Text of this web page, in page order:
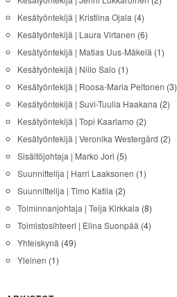
Kesätyöntekijä | Kristiina Ojala (4)
Kesätyöntekijä | Laura Virtanen (6)
Kesätyöntekijä | Matias Uus-Mäkelä (1)
Kesätyöntekijä | Niilo Salo (1)
Kesätyöntekijä | Roosa-Maria Peltonen (3)
Kesätyöntekijä | Suvi-Tuulia Haakana (2)
Kesätyöntekijä | Topi Kaarlamo (2)
Kesätyöntekijä | Veronika Westergård (2)
Sisältöjohtaja | Marko Jori (5)
Suunnittelija | Harri Laaksonen (1)
Suunnittelija | Timo Katila (2)
Toiminnanjohtaja | Teija Kirkkala (8)
Toimistosihteeri | Elina Suonpää (4)
Yhteiskynä (49)
Yleinen (1)